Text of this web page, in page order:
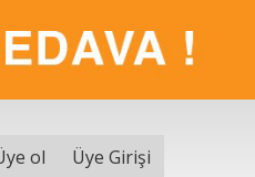
ol Üye Girişi